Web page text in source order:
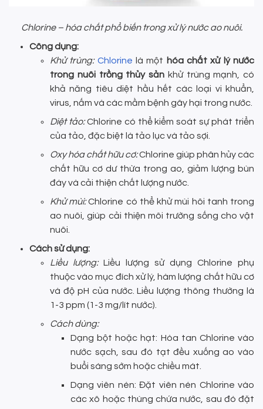
Chlorine – hóa chất phổ biến trong xử lý nước ao nuôi.
Công dụng:
Khử trùng: Chlorine là một hóa chất xử lý nước
trong nuôi trồng thủy sản khử trùng mạnh, có
khả năng tiêu diệt hầu hết các loại vi khuẩn,
virus, nấm và các mầm bệnh gây hại trong nước.
Diệt tảo:Chlorine có thể kiểm soát sự phát triển
của tảo, đặc biệt là tảo lục và tảo sợi.
Oxy hóa chất hữu cơ:Chlorine giúp phân hủy các
chất hữu cơ dư thừa trong ao, giảm lượng bùn
đáy và cải thiện chất lượng nước.
Khử mùi:Chlorine có thể khử mùi hôi tanh trong
ao nuôi, giúp cải thiện môi trường sống cho vật
nuôi.
Cách sử dụng:
Liều lượng:Liều lượng sử dụng Chlorine phụ
thuộc vào mục đích xử lý, hàm lượng chất hữu cơ
và độ pH của nước. Liều lượng thông thường là
1-3 ppm (1-3 mg/lít nước).
Cách dùng:
Dạng bột hoặc hạt: Hòa tan Chlorine vào
nước sạch, sau đó tạt đều xuống ao vào
buổi sáng sớm hoặc chiều mát.
Dạng viên nén: Đặt viên nén Chlorine vào
các xô hoặc thùng chứa nước, sau đó đặt